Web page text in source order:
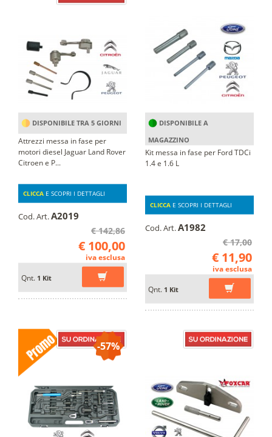
DISPONIBILE TRA 5 GIORNI
Attrezzi messa in fase per
motori diesel Jaguar Land Rover
Citroen e P...
CLICCA E SCOPRI I DETTAGLI
Cod. Art.A2019
€ 142,86
€ 100,00
iva esclusa
Qnt. 1 Kit
DISPONIBILE A
MAGAZZINO
Kit messa in fase per Ford TDCi
1.4 e 1.6 L
CLICCA E SCOPRI I DETTAGLI
Cod. Art.A1982
€ 17,00
€ 11,90
iva esclusa
Qnt. 1 Kit
-57%